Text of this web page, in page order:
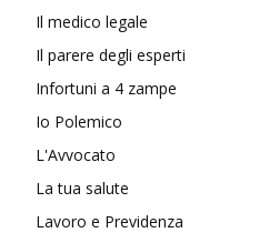
Il medico legale
Il parere degli esperti
Infortuni a 4 zampe
Io Polemico
L'Avvocato
La tua salute
Lavoro e Previdenza